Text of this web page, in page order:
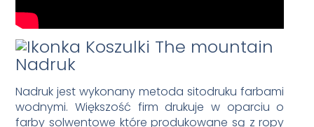
Nadruk
Nadruk jest wykonany metoda sitodruku farbami
wodnymi. Większość firm drukuje w oparciu o
farby solwentowe które produkowane są z ropy